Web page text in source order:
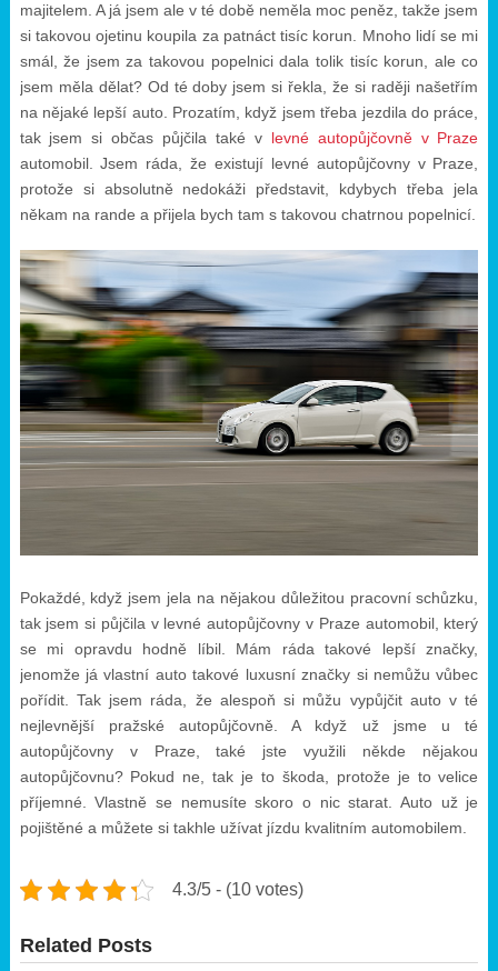
majitelem. A já jsem ale v té době neměla moc peněz, takže jsem
si takovou ojetinu koupila za patnáct tisíc korun. Mnoho lidí se mi
smál, že jsem za takovou popelnici dala tolik tisíc korun, ale co
jsem měla dělat? Od té doby jsem si řekla, že si raději našetřím
na nějaké lepší auto. Prozatím, když jsem třeba jezdila do práce,
tak jsem si občas půjčila také v levné autopůjčovně v Praze
automobil. Jsem ráda, že existují levné autopůjčovny v Praze,
protože si absolutně nedokáži představit, kdybych třeba jela
někam na rande a přijela bych tam s takovou chatrnou popelnicí.
Pokaždé, když jsem jela na nějakou důležitou pracovní schůzku,
tak jsem si půjčila v levné autopůjčovny v Praze automobil, který
se mi opravdu hodně líbil. Mám ráda takové lepší značky,
jenomže já vlastní auto takové luxusní značky si nemůžu vůbec
pořídit. Tak jsem ráda, že alespoň si můžu vypůjčit auto v té
nejlevnější pražské autopůjčovně. A když už jsme u té
autopůjčovny v Praze, také jste využili někde nějakou
autopůjčovnu? Pokud ne, tak je to škoda, protože je to velice
příjemné. Vlastně se nemusíte skoro o nic starat. Auto už je
pojištěné a můžete si takhle užívat jízdu kvalitním automobilem.
4.3/5 - (10 votes)
Related Posts